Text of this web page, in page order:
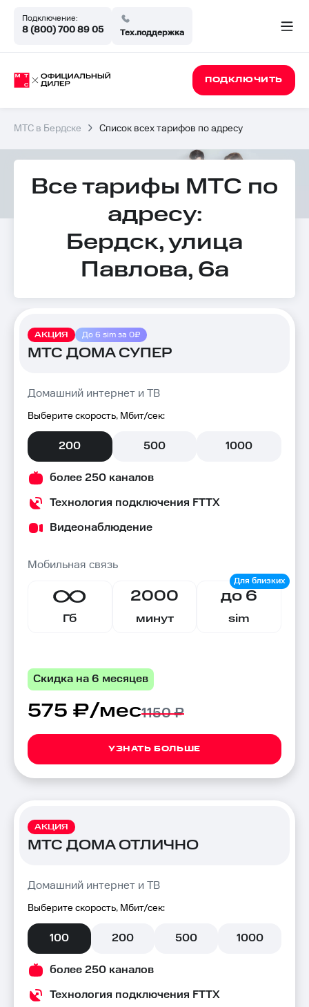
Подключение:
8 (800) 700 89 05 Тех.поддержка
ПОДКЛЮЧИТЬ
МТС в Бердске Список всех тарифов по адресу
Все тарифы МТС по
адресу:
Бердск, улица
Павлова, 6а
АКЦИЯ До 6 sim за 0₽
МТС ДОМА СУПЕР
Домашний интернет и ТВ
Выберите скорость, Мбит/сек:
200 500 1000
более 250 каналов
Технология подключения FTTX
Видеонаблюдение
Мобильная связь
Гб
2000
минут
до 6
sim
Скидка на 6 месяцев
575 ₽/мес1150 ₽
УЗНАТЬ БОЛЬШЕ
АКЦИЯ
МТС ДОМА ОТЛИЧНО
Домашний интернет и ТВ
Выберите скорость, Мбит/сек:
100 200 500 1000
более 250 каналов
Технология подключения FTTX